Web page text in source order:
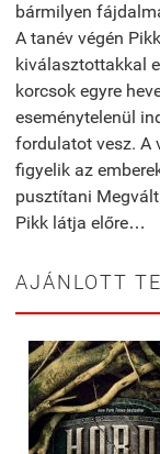
bármilyen
A tanév végén
kiválasztottakkal
korcsok egyre
eseménytelenül
fordulatot vesz. A
figyelik az
pusztítani
Pikk látja előre…
AJÁNLOTT